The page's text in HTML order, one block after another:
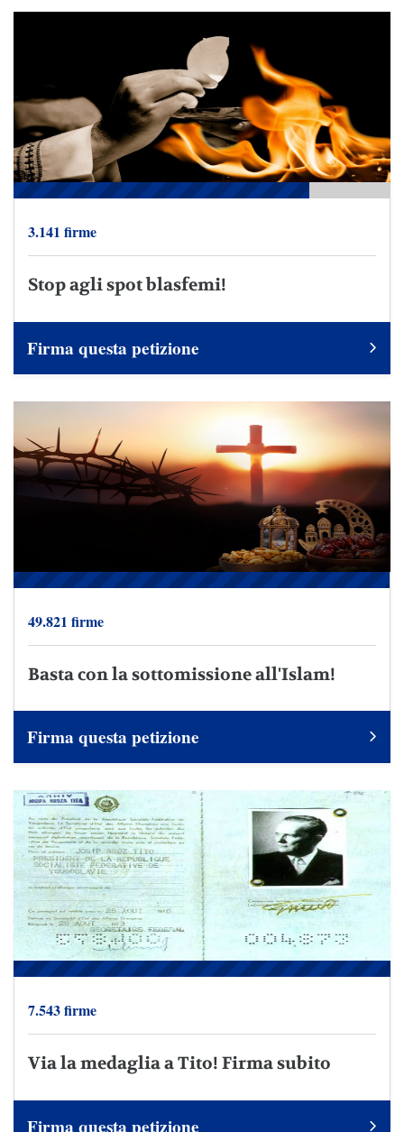
3.141 firme
Stop agli spot blasfemi!
Firma questa petizione
49.821 firme
Basta con la sottomissione all'Islam!
Firma questa petizione
7.543 firme
Via la medaglia a Tito! Firma subito
Firma questa petizione